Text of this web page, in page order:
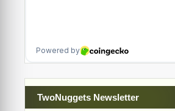
TwoNuggets Newsletter